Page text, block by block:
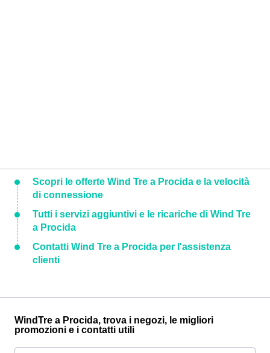
Scopri le offerte Wind Tre a Procida e la velocità
di connessione
Tutti i servizi aggiuntivi e le ricariche di Wind Tre
a Procida
Contatti Wind Tre a Procida per l'assistenza
clienti
WindTre a Procida, trova i negozi, le migliori
promozioni e i contatti utili